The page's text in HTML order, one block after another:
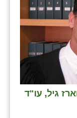
גיל, עו"ד